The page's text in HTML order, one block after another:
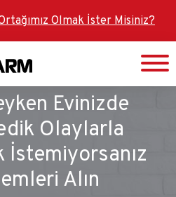
Olmak İster Misiniz?
Evinizde
Olaylarla
İstemiyorsanız
Alın